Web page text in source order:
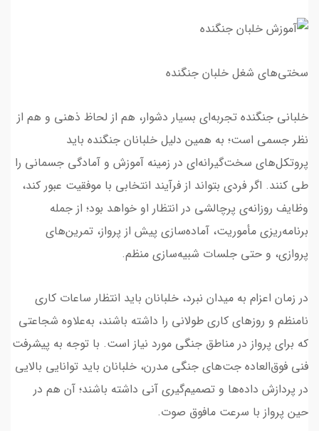
سختی‌های شغل خلبان جنگنده
خلبانی جنگنده تجربه‌ای بسیار دشوار، هم از لحاظ ذهنی و هم از
نظر جسمی است؛ به همین دلیل خلبانان جنگنده باید
پروتکل‌های سخت‌گیرانه‌ای در زمینه آموزش و آمادگی جسمانی را
طی کنند. اگر فردی بتواند از فرآیند انتخابی با موفقیت عبور کند،
وظایف روزانه‌ی پرچالشی در انتظار او خواهد بود؛ از جمله
برنامه‌ریزی مأموریت، آماده‌سازی پیش از پرواز، تمرین‌های
پروازی، و حتی جلسات شبیه‌سازی منظم.
در زمان اعزام به میدان نبرد، خلبانان باید انتظار ساعات کاری
نامنظم و روزهای کاری طولانی را داشته باشند، به‌علاوه شجاعتی
که برای پرواز در مناطق جنگی مورد نیاز است. با توجه به پیشرفت
فنی فوق‌العاده جت‌های جنگی مدرن، خلبانان باید توانایی بالایی
در پردازش داده‌ها و تصمیم‌گیری آنی داشته باشند؛ آن هم در
حین پرواز با سرعت مافوق صوت.